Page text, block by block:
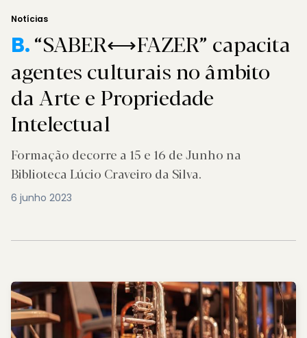
Notícias
B.“SABER⟷FAZER” capacita
agentes culturais no âmbito
da Arte e Propriedade
Intelectual
Formação decorre a 15 e 16 de Junho na
Biblioteca Lúcio Craveiro da Silva.
6 junho 2023